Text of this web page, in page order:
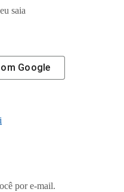
saia
Google
por e-mail.